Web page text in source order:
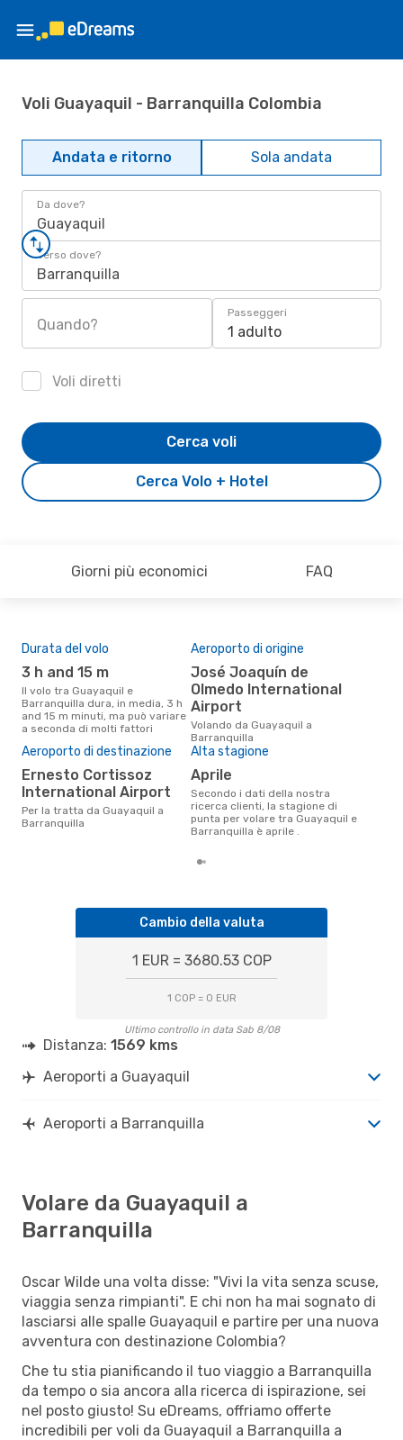
Voli Guayaquil - Barranquilla Colombia
Andata e ritorno Sola andata
Da dove?
Guayaquil
Verso dove?
Barranquilla
Quando?
Passeggeri
1 adulto
Voli diretti
Cerca Volo + Hotel
Cerca voli
Giorni più economici FAQ
Durata del volo
3 h and 15 m
Il volo tra Guayaquil e
Barranquilla dura, in media, 3 h
and 15 m minuti, ma può variare
a seconda di molti fattori
Aeroporto di origine
José Joaquín de
Olmedo International
Airport
Volando da Guayaquil a
Barranquilla
Aeroporto di destinazione
Ernesto Cortissoz
International Airport
Per la tratta da Guayaquil a
Barranquilla
Alta stagione
aprile
Secondo i dati della nostra
ricerca clienti, la stagione di
punta per volare tra Guayaquil e
Barranquilla è aprile .
Cambio della valuta
1 EUR = 3680.53 COP
1 COP = 0 EUR
Ultimo controllo in data Sab 8/08
Distanza: 1569 kms
Aeroporti a Guayaquil
Aeroporti a Barranquilla
Volare da Guayaquil a
Barranquilla
Oscar Wilde una volta disse: "Vivi la vita senza scuse,
viaggia senza rimpianti". E chi non ha mai sognato di
lasciarsi alle spalle Guayaquil e partire per una nuova
avventura con destinazione Colombia?
Che tu stia pianificando il tuo viaggio a Barranquilla
da tempo o sia ancora alla ricerca di ispirazione, sei
nel posto giusto! Su eDreams, offriamo offerte
incredibili per voli da Guayaquil a Barranquilla a